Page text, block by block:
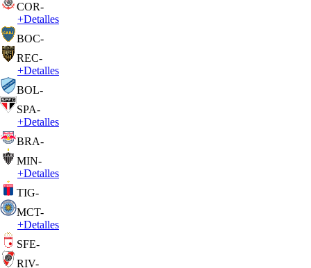
COR-
+Detalles
BOC-
REC-
+Detalles
BOL-
SPA-
+Detalles
BRA-
MIN-
+Detalles
TIG-
MCT-
+Detalles
SFE-
RIV-